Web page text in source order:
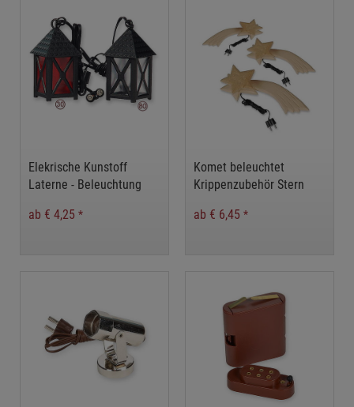
Elekrische Kunstoff
Laterne - Beleuchtung
Weihnachsdeko
ab € 4,25 *
Komet beleuchtet
Krippenzubehör Stern
ab € 6,45 *